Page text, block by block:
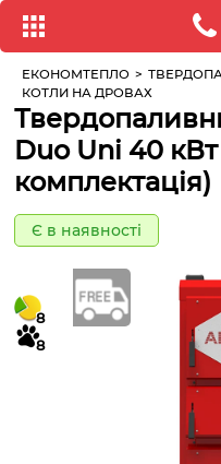
ЕКОНОМТЕПЛО >
КОТЛИ НА ДРОВАХ
Duo Uni 40
комплектація)
Є в наявності
8
8